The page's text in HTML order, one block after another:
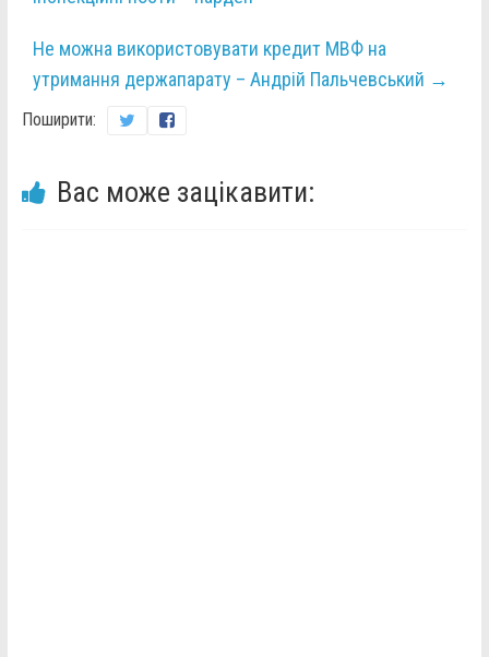
Не можна використовувати кредит МВФ на
утримання держапарату – Андрій Пальчевський →
Поширити:
Вас може зацікавити: